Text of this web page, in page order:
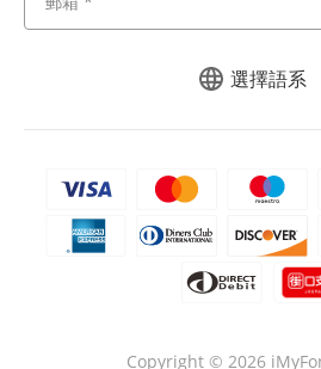
選擇語系
Copyright © 2026